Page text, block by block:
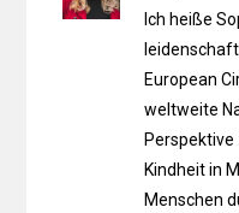
Ich heiße
European
weltweite
Perspektive
Kindheit in
Menschen